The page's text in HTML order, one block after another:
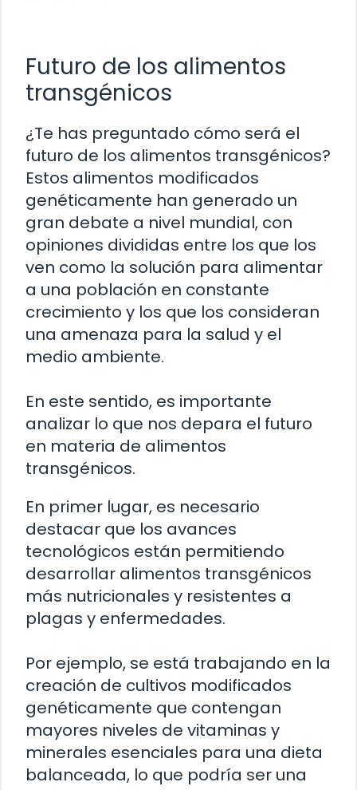
Futuro de los alimentos
transgénicos
¿Te has preguntado cómo será el
futuro de los alimentos transgénicos?
Estos alimentos modificados
genéticamente han generado un
gran debate a nivel mundial, con
opiniones divididas entre los que los
ven como la solución para alimentar
a una población en constante
crecimiento y los que los consideran
una amenaza para la salud y el
medio ambiente.
En este sentido, es importante
analizar lo que nos depara el futuro
en materia de alimentos
transgénicos.
En primer lugar, es necesario
destacar que los avances
tecnológicos están permitiendo
desarrollar alimentos transgénicos
más nutricionales y resistentes a
plagas y enfermedades.
Por ejemplo, se está trabajando en la
creación de cultivos modificados
genéticamente que contengan
mayores niveles de vitaminas y
minerales esenciales para una dieta
balanceada, lo que podría ser una